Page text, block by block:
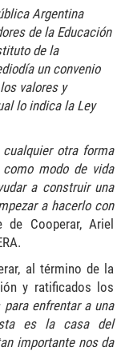
Argentina
de la Educación
de la
un convenio
valores y
lo indica la Ley
otra forma
modo de vida
a construir una
a hacerlo con
Cooperar, Ariel
al término de la
y ratificados los
enfrentar a una
es la casa del
importante nos da